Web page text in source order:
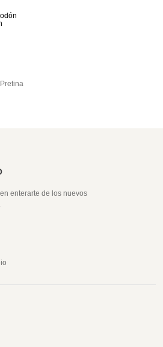
enterarte de los nuevos